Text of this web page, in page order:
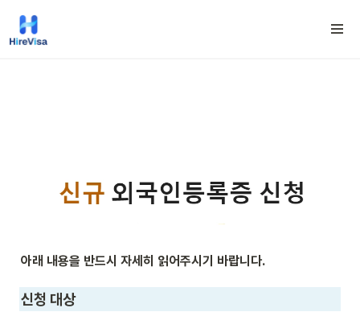
아래 내용을 반드시 자세히 읽어주시기 바랍니다.
신청 대상